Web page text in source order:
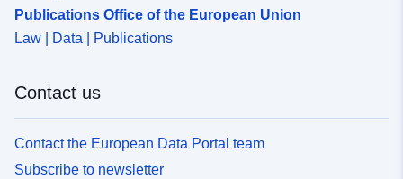
Publications Office of the European Union
Law | Data | Publications
Contact us
Contact the European Data Portal team
Subscribe to newsletter